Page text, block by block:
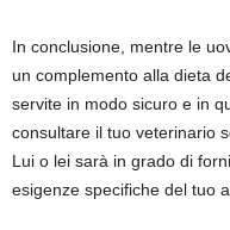
In conclusione, mentre le
un complemento alla dieta
servite in modo sicuro e in
consultare il tuo veterinario
Lui o lei sarà in grado di
esigenze specifiche del tuo